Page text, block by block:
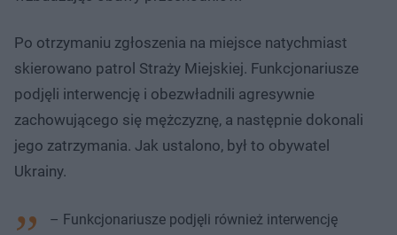
Po otrzymaniu zgłoszenia na miejsce natychmiast
skierowano patrol Straży Miejskiej. Funkcjonariusze
podjęli interwencję i obezwładnili agresywnie
zachowującego się mężczyznę, a następnie dokonali
jego zatrzymania. Jak ustalono, był to obywatel
Ukrainy.
– Funkcjonariusze podjęli również interwencję